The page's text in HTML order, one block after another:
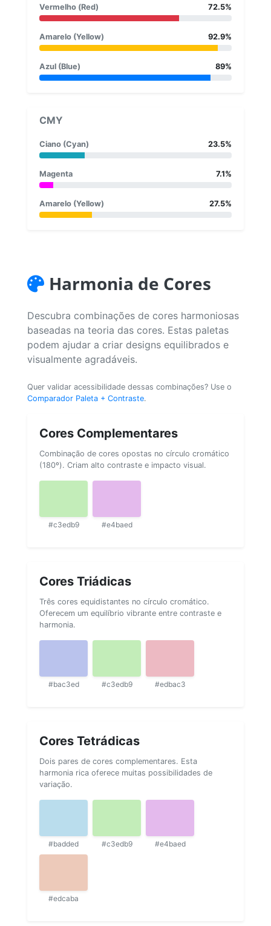
Vermelho (Red) 72.5%
Amarelo (Yellow) 92.9%
Azul (Blue) 89%
CMY
Ciano (Cyan) 23.5%
Magenta 7.1%
Amarelo (Yellow) 27.5%
Harmonia de Cores
Descubra combinações de cores harmoniosas
baseadas na teoria das cores. Estas paletas
podem ajudar a criar designs equilibrados e
visualmente agradáveis.
Quer validar acessibilidade dessas combinações? Use o
Comparador Paleta + Contraste.
Cores Complementares
Combinação de cores opostas no círculo cromático
(180º). Criam alto contraste e impacto visual.
#c3edb9 #e4baed
Cores Triádicas
Três cores equidistantes no círculo cromático.
Oferecem um equilíbrio vibrante entre contraste e
harmonia.
#bac3ed #c3edb9 #edbac3
Cores Tetrádicas
Dois pares de cores complementares. Esta
harmonia rica oferece muitas possibilidades de
variação.
#badded #c3edb9 #e4baed
#edcaba